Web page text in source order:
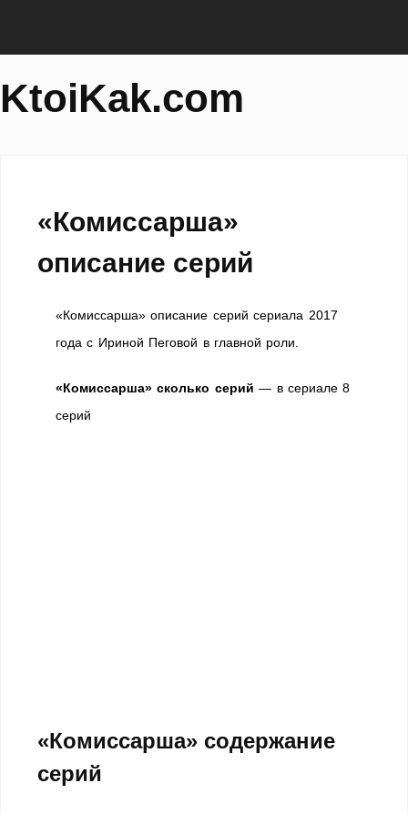
KtoiKak.com
«Комиссарша»
описание серий
«Комиссарша» описание серий сериала 2017
года с Ириной Пеговой в главной роли.
«Комиссарша» сколько серий — в сериале 8
серий
«Комиссарша» содержание
серий